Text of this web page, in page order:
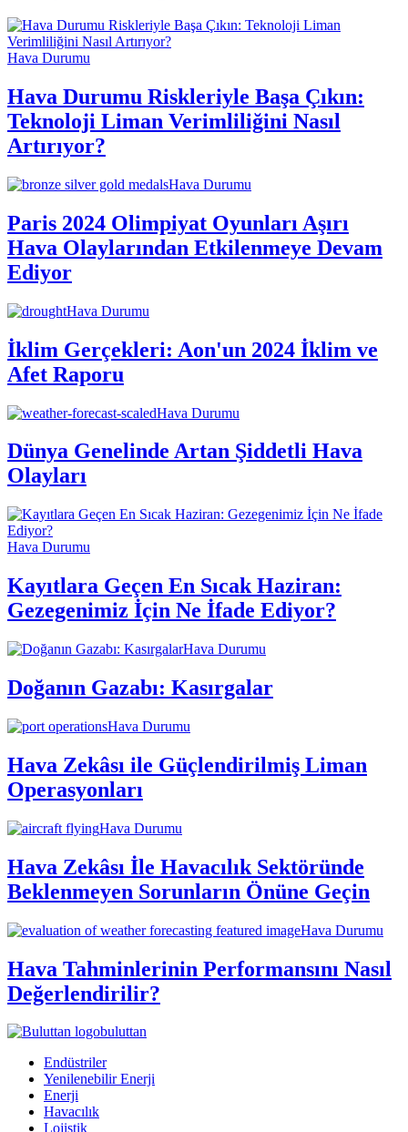
Hava Durumu
Hava Durumu Riskleriyle Başa Çıkın:
Teknoloji Liman Verimliliğini Nasıl
Artırıyor?
Hava Durumu
Paris 2024 Olimpiyat Oyunları Aşırı
Hava Olaylarından Etkilenmeye Devam
Ediyor
Hava Durumu
İklim Gerçekleri: Aon'un 2024 İklim ve
Afet Raporu
Hava Durumu
Dünya Genelinde Artan Şiddetli Hava
Olayları
Hava Durumu
Kayıtlara Geçen En Sıcak Haziran:
Gezegenimiz İçin Ne İfade Ediyor?
Hava Durumu
Doğanın Gazabı: Kasırgalar
Hava Durumu
Hava Zekâsı ile Güçlendirilmiş Liman
Operasyonları
Hava Durumu
Hava Zekâsı İle Havacılık Sektöründe
Beklenmeyen Sorunların Önüne Geçin
Hava Durumu
Hava Tahminlerinin Performansını Nasıl
Değerlendirilir?
buluttan
Endüstriler
Yenilenebilir Enerji
Enerji
Havacılık
Lojistik